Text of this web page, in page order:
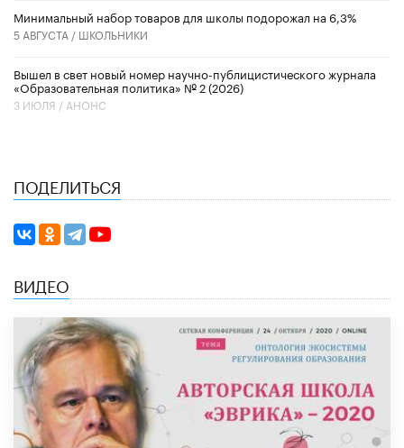
Минимальный набор товаров для школы подорожал на 6,3%
5 АВГУСТА / ШКОЛЬНИКИ
Вышел в свет новый номер научно-публицистического журнала
«Образовательная политика» № 2 (2026)
3 ИЮЛЯ / АНОНС
ПОДЕЛИТЬСЯ
ВИДЕО